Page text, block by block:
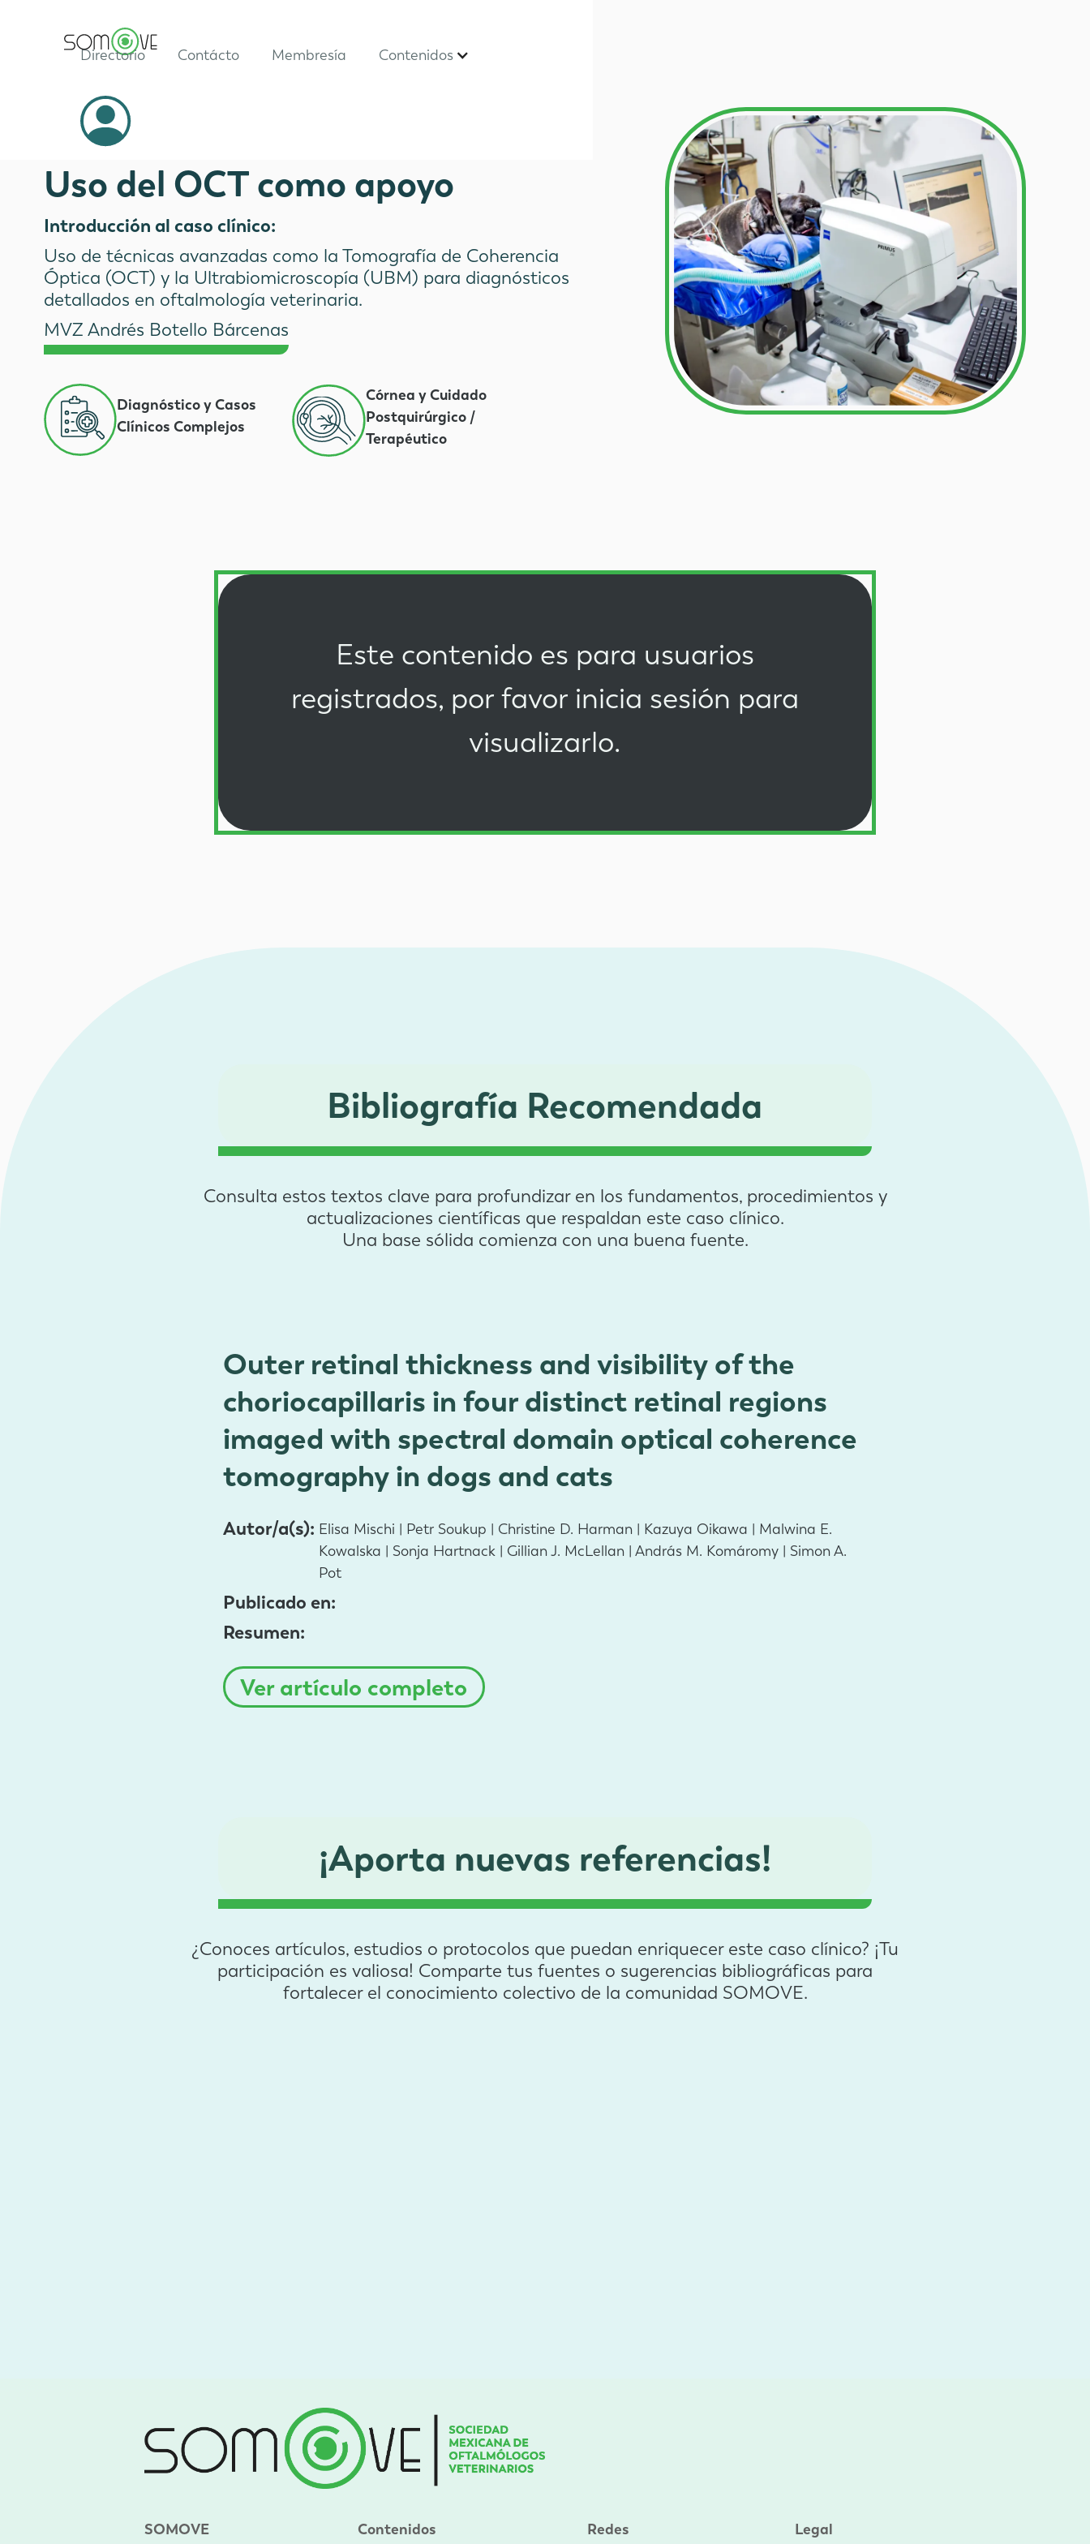
Directorio Contácto Membresía Contenidos
Casos Clínicos
Uso del OCT como apoyo
Introducción al caso clínico:
Uso de técnicas avanzadas como la Tomografía de Coherencia
Óptica (OCT) y la Ultrabiomicroscopía (UBM) para diagnósticos
detallados en oftalmología veterinaria.
MVZ Andrés Botello Bárcenas
Diagnóstico y Casos
Clínicos Complejos
Córnea y Cuidado
Postquirúrgico /
Terapéutico
Este contenido es para usuarios
registrados, por favor inicia sesión para
visualizarlo.
Bibliografía Recomendada
Consulta estos textos clave para profundizar en los fundamentos, procedimientos y
actualizaciones científicas que respaldan este caso clínico.
Una base sólida comienza con una buena fuente.
Outer retinal thickness and visibility of the
choriocapillaris in four distinct retinal regions
imaged with spectral domain optical coherence
tomography in dogs and cats
Autor/a(s): Elisa Mischi | Petr Soukup | Christine D. Harman | Kazuya Oikawa | Malwina E.
Kowalska | Sonja Hartnack | Gillian J. McLellan | András M. Komáromy | Simon A.
Pot
Publicado en:
Resumen:
Ver artículo completo
¡Aporta nuevas referencias!
¿Conoces artículos, estudios o protocolos que puedan enriquecer este caso clínico? ¡Tu
participación es valiosa! Comparte tus fuentes o sugerencias bibliográficas para
fortalecer el conocimiento colectivo de la comunidad SOMOVE.
SOMOVE Contenidos Redes Legal